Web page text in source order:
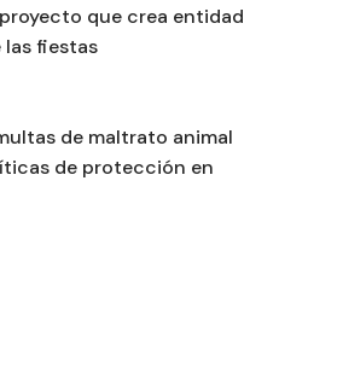
que crea entidad
las fiestas
de maltrato animal
de protección en